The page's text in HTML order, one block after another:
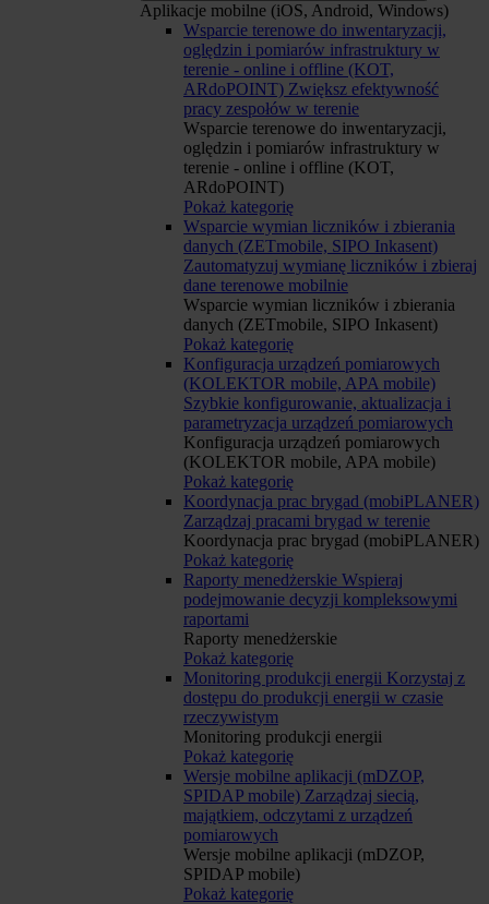
Aplikacje mobilne (iOS, Android, Windows)
Wsparcie terenowe do inwentaryzacji,
oględzin i pomiarów infrastruktury w
terenie - online i offline (KOT,
ARdoPOINT) Zwiększ efektywność
pracy zespołów w terenie
Wsparcie terenowe do inwentaryzacji,
oględzin i pomiarów infrastruktury w
terenie - online i offline (KOT,
ARdoPOINT)
Pokaż kategorię
Wsparcie wymian liczników i zbierania
danych (ZETmobile, SIPO Inkasent)
Zautomatyzuj wymianę liczników i zbieraj
dane terenowe mobilnie
Wsparcie wymian liczników i zbierania
danych (ZETmobile, SIPO Inkasent)
Pokaż kategorię
Konfiguracja urządzeń pomiarowych
(KOLEKTOR mobile, APA mobile)
Szybkie konfigurowanie, aktualizacja i
parametryzacja urządzeń pomiarowych
Konfiguracja urządzeń pomiarowych
(KOLEKTOR mobile, APA mobile)
Pokaż kategorię
Koordynacja prac brygad (mobiPLANER)
Zarządzaj pracami brygad w terenie
Koordynacja prac brygad (mobiPLANER)
Pokaż kategorię
Raporty menedżerskie Wspieraj
podejmowanie decyzji kompleksowymi
raportami
Raporty menedżerskie
Pokaż kategorię
Monitoring produkcji energii Korzystaj z
dostępu do produkcji energii w czasie
rzeczywistym
Monitoring produkcji energii
Pokaż kategorię
Wersje mobilne aplikacji (mDZOP,
SPIDAP mobile) Zarządzaj siecią,
majątkiem, odczytami z urządzeń
pomiarowych
Wersje mobilne aplikacji (mDZOP,
SPIDAP mobile)
Pokaż kategorię